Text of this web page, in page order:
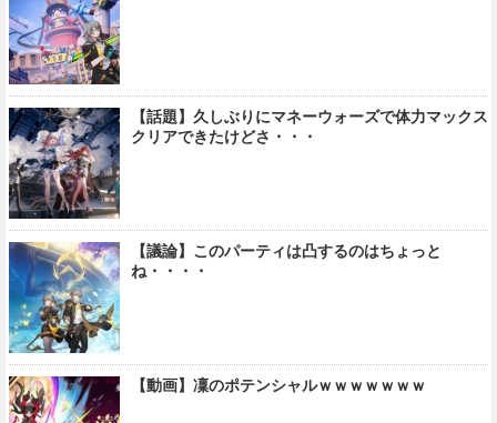
【話題】久しぶりにマネーウォーズで体力マックス
クリアできたけどさ・・・
【議論】このパーティは凸するのはちょっと
ね・・・・
【動画】凜のポテンシャルｗｗｗｗｗｗｗ